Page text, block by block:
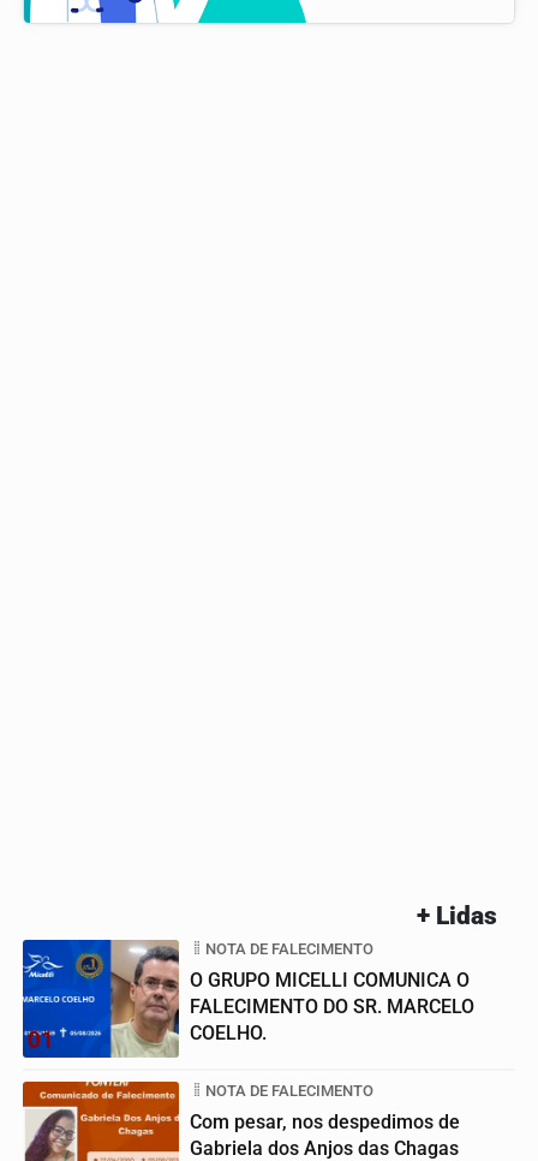
+ Lidas
01
NOTA DE FALECIMENTO
O GRUPO MICELLI COMUNICA O
FALECIMENTO DO SR. MARCELO
COELHO.
NOTA DE FALECIMENTO
Com pesar, nos despedimos de
Gabriela dos Anjos das Chagas